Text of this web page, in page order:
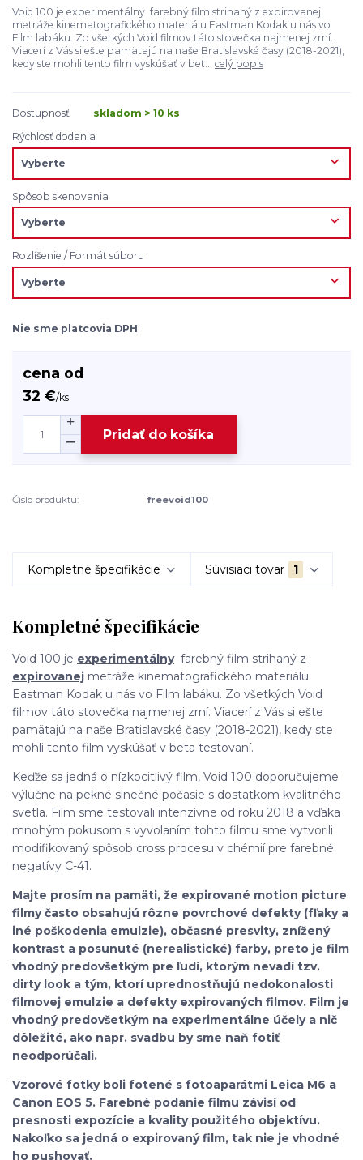
Void 100 je experimentálny farebný film strihaný z expirovanej
metráže kinematografického materiálu Eastman Kodak u nás vo
Film labáku. Zo všetkých Void filmov táto stovečka najmenej zrní.
Viacerí z Vás si ešte pamätajú na naše Bratislavské časy (2018-2021),
kedy ste mohli tento film vyskúšať v bet... celý popis
Dostupnosť
skladom > 10 ks
Rýchlosť dodania
Spôsob skenovania
Rozlíšenie / Formát súboru
Nie sme platcovia DPH
cena od
32 €/ks
Pridať do košíka
Číslo produktu: freevoid100
Kompletné špecifikácie Súvisiaci tovar 1
Kompletné špecifikácie
Void 100 je experimentálny farebný film strihaný z
expirovanej metráže kinematografického materiálu
Eastman Kodak u nás vo Film labáku. Zo všetkých Void
filmov táto stovečka najmenej zrní. Viacerí z Vás si ešte
pamätajú na naše Bratislavské časy (2018-2021), kedy ste
mohli tento film vyskúšať v beta testovaní.
Keďže sa jedná o nízkocitlivý film, Void 100 doporučujeme
výlučne na pekné slnečné počasie s dostatkom kvalitného
svetla. Film sme testovali intenzívne od roku 2018 a vďaka
mnohým pokusom s vyvolaním tohto filmu sme vytvorili
modifikovaný spôsob cross procesu v chémií pre farebné
negatívy C-41.
Majte prosím na pamäti, že expirované motion picture
filmy často obsahujú rôzne povrchové defekty (fľaky a
iné poškodenia emulzie), občasné presvity, znížený
kontrast a posunuté (nerealistické) farby, preto je film
vhodný predovšetkým pre ľudí, ktorým nevadí tzv.
dirty look a tým, ktorí uprednostňujú nedokonalosti
filmovej emulzie a defekty expirovaných filmov. Film je
vhodný predovšetkým na experimentálne účely a nič
dôležité, ako napr. svadbu by sme naň fotiť
neodporúčali.
Vzorové fotky boli fotené s fotoaparátmi Leica M6 a
Canon EOS 5. Farebné podanie filmu závisí od
presnosti expozície a kvality použitého objektívu.
Nakoľko sa jedná o expirovaný film, tak nie je vhodné
ho pushovať.